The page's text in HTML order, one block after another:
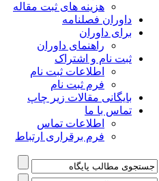
هزینه های ثبت مقاله
داوران فصلنامه
برای داوران
راهنمای داوران
ثبت نام و اشتراک
اطلاعات ثبت نام
فرم ثبت نام
بایگانی مقالات زیر چاپ
تماس با ما
اطلاعات تماس
فرم برقراری ارتباط